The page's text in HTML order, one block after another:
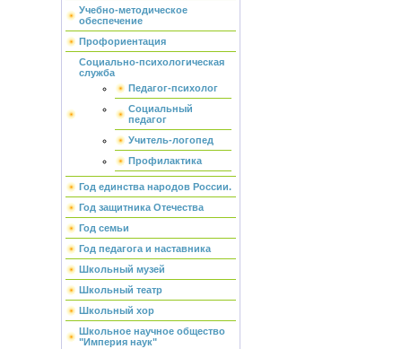
Учебно-методическое
обеспечение
Профориентация
Социально-психологическая
служба
Педагог-психолог
Социальный
педагог
Учитель-логопед
Профилактика
Год единства народов России.
Год защитника Отечества
Год семьи
Год педагога и наставника
Школьный музей
Школьный театр
Школьный хор
Школьное научное общество
"Империя наук"